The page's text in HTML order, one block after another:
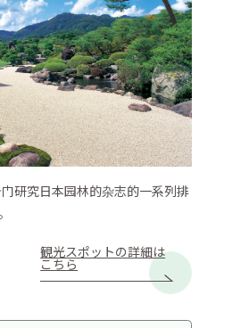
研究日本园林的杂志的一系列排
観光スポットの詳細は
こちら